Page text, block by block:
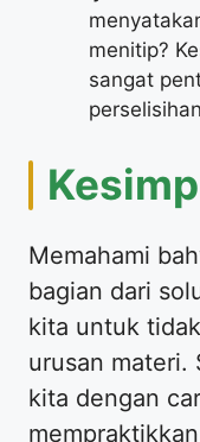
menitip?
sangat
​Memahami
bagian dari
kita untuk
urusan materi.
kita dengan